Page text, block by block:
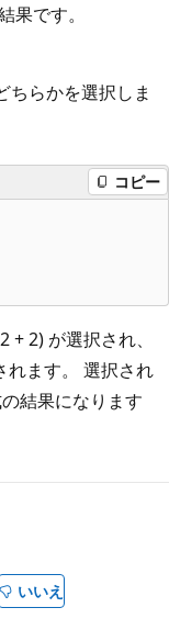
果です。
らかを選択しま
コピー
2) が選択され、
れます。 選択され
結果になります
いいえ